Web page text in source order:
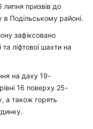
липня призвів до
в Подільському районі.
зафіксовано
ліфтової шахти на
на даху 19-
16 поверху 25-
а також горять